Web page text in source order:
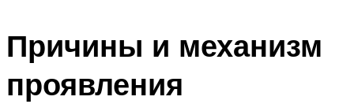
Причины и механизм
проявления